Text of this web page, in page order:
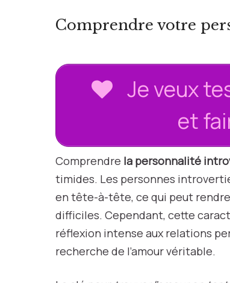
Comprendre votre
Je veux
et
Comprendre la personnalité
timides. Les personnes
en tête-à-tête, ce qui peut
difficiles. Cependant, cette
réflexion intense aux relations
recherche de l’amour véritable.